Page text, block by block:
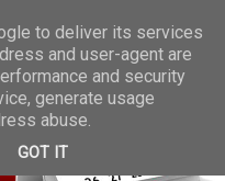
to deliver its services
and user-agent are
and security
generate usage
abuse.
GOT IT